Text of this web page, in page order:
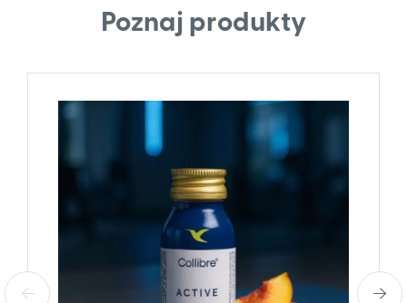
Poznaj produkty